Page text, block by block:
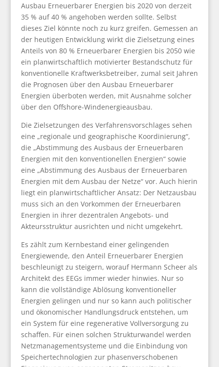
Ausbau Erneuerbarer Energien bis 2020 von derzeit
35 % auf 40 % angehoben werden sollte. Selbst
dieses Ziel könnte noch zu kurz greifen. Gemessen an
der heutigen Entwicklung wirkt die Zielsetzung eines
Anteils von 80 % Erneuerbarer Energien bis 2050 wie
ein planwirtschaftlich motivierter Bestandschutz für
konventionelle Kraftwerksbetreiber, zumal seit Jahren
die Prognosen über den Ausbau Erneuerbarer
Energien überboten werden, mit Ausnahme solcher
über den Offshore-Windenergieausbau.
Die Zielsetzungen des Verfahrensvorschlages sehen
eine „regionale und geographische Koordinierung“,
die „Abstimmung des Ausbaus der Erneuerbaren
Energien mit den konventionellen Energien“ sowie
eine „Abstimmung des Ausbaus der Erneuerbaren
Energien mit dem Ausbau der Netze“ vor. Auch hierin
liegt ein planwirtschaftlicher Ansatz: Der Netzausbau
muss sich an den Vorkommen der Erneuerbaren
Energien in ihrer dezentralen Angebots- und
Akteursstruktur ausrichten und nicht umgekehrt.
Es zählt zum Kernbestand einer gelingenden
Energiewende, den Anteil Erneuerbarer Energien
beschleunigt zu steigern, worauf Hermann Scheer als
Architekt des EEGs immer wieder hinwies. Nur so
kann die vollständige Ablösung konventioneller
Energien gelingen und nur so kann auch politischer
und ökonomischer Handlungsdruck entstehen, um
ein System für eine regenerative Vollversorgung zu
schaffen. Für einen solchen Strukturwandel werden
Netzmanagementsysteme und die Einbindung von
Speichertechnologien zur phasenverschobenen